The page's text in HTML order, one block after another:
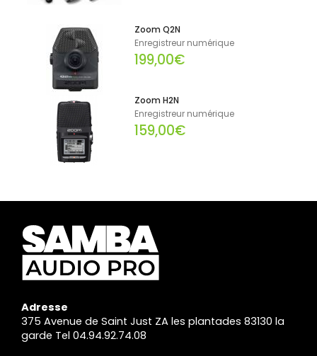
Zoom Q2N
Enregistreur numérique
199,00€
Zoom H2N
Enregistreur numérique
159,00€
Adresse
375 Avenue de Saint Just ZA les plantades 83130 la
garde Tel 04.94.92.74.08